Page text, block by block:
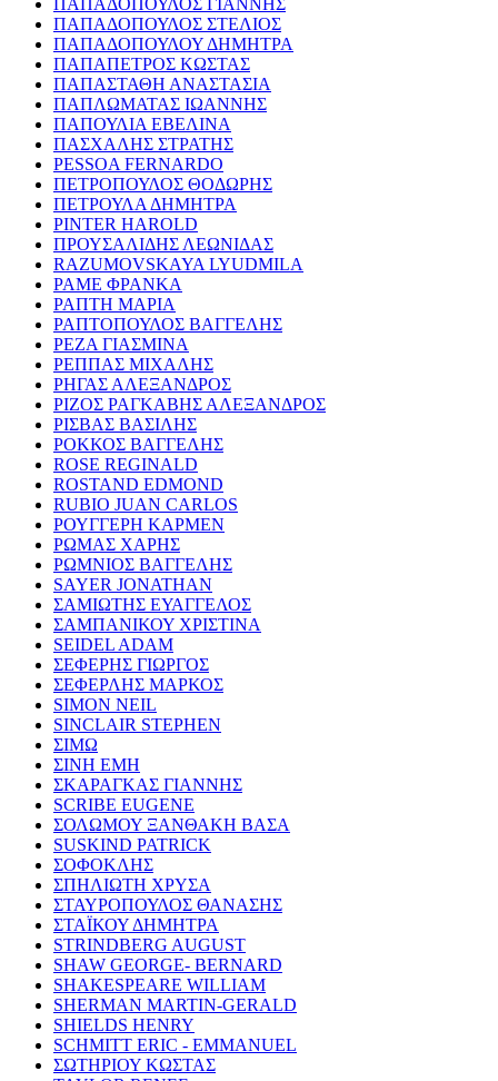
ΠΑΠΑΔΟΠΟΥΛΟΣ ΣΤΕΛΙΟΣ
ΠΑΠΑΔΟΠΟΥΛΟΥ ΔΗΜΗΤΡΑ
ΠΑΠΑΠΕΤΡΟΣ ΚΩΣΤΑΣ
ΠΑΠΑΣΤΑΘΗ ΑΝΑΣΤΑΣΙΑ
ΠΑΠΛΩΜΑΤΑΣ ΙΩΑΝΝΗΣ
ΠΑΠΟΥΛΙΑ ΕΒΕΛΙΝΑ
ΠΑΣΧΑΛΗΣ ΣΤΡΑΤΗΣ
PESSOA FERNARDO
ΠΕΤΡΟΠΟΥΛΟΣ ΘΟΔΩΡΗΣ
ΠΕΤΡΟΥΛΑ ΔΗΜΗΤΡΑ
PINTER HAROLD
ΠΡΟΥΣΑΛΙΔΗΣ ΛΕΩΝΙΔΑΣ
RAZUMOVSKAYA LYUDMILA
ΡΑΜΕ ΦΡΑΝΚΑ
ΡΑΠΤΗ ΜΑΡΙΑ
ΡΑΠΤΟΠΟΥΛΟΣ ΒΑΓΓΕΛΗΣ
ΡΕΖΑ ΓΙΑΣΜΙΝΑ
ΡΕΠΠΑΣ ΜΙΧΑΛΗΣ
ΡΗΓΑΣ ΑΛΕΞΑΝΔΡΟΣ
ΡΙΖΟΣ ΡΑΓΚΑΒΗΣ ΑΛΕΞΑΝΔΡΟΣ
ΡΙΣΒΑΣ ΒΑΣΙΛΗΣ
ΡΟΚΚΟΣ ΒΑΓΓΕΛΗΣ
ROSE REGINALD
ROSTAND EDMOND
RUBIO JUAN CARLOS
ΡΟΥΓΓΕΡΗ ΚΑΡΜΕΝ
ΡΩΜΑΣ ΧΑΡΗΣ
ΡΩΜΝΙΟΣ ΒΑΓΓΕΛΗΣ
SAYER JONATHAN
ΣΑΜΙΩΤΗΣ ΕΥΑΓΓΕΛΟΣ
ΣΑΜΠΑΝΙΚΟΥ ΧΡΙΣΤΙΝΑ
SEIDEL ADAM
ΣΕΦΕΡΗΣ ΓΙΩΡΓΟΣ
ΣΕΦΕΡΛΗΣ ΜΑΡΚΟΣ
SIMON NEIL
SINCLAIR STEPHEN
ΣΙΜΩ
ΣΙΝΗ ΕΜΗ
ΣΚΑΡΑΓΚΑΣ ΓΙΑΝΝΗΣ
SCRIBE EUGENE
ΣΟΛΩΜΟΥ ΞΑΝΘΑΚΗ ΒΑΣΑ
SUSKIND PATRICK
ΣΟΦΟΚΛΗΣ
ΣΠΗΛΙΩΤΗ ΧΡΥΣΑ
ΣΤΑΥΡΟΠΟΥΛΟΣ ΘΑΝΑΣΗΣ
ΣΤΑΪΚΟΥ ΔΗΜΗΤΡΑ
STRINDBERG AUGUST
SHAW GEORGE- BERNARD
SHAKESPEARE WILLIAM
SHERMAN MARTIN-GERALD
SHIELDS HENRY
SCHMITT ERIC - EMMANUEL
ΣΩΤΗΡΙΟΥ ΚΩΣΤΑΣ